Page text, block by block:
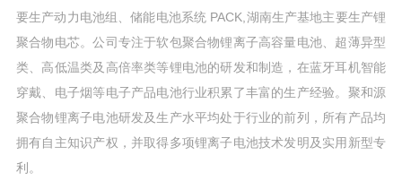
要生产动力电池组、储能电池系统 PACK,湖南生产基地主要生产锂
聚合物电芯。公司专注于软包聚合物锂离子高容量电池、超薄异型
类、高低温类及高倍率类等锂电池的研发和制造，在蓝牙耳机智能
穿戴、电子烟等电子产品电池行业积累了丰富的生产经验。聚和源
聚合物锂离子电池研发及生产水平均处于行业的前列，所有产品均
拥有自主知识产权，并取得多项锂离子电池技术发明及实用新型专
利。